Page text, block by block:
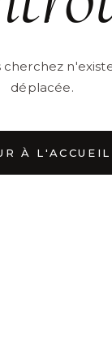
cherchez
déplacée.
À